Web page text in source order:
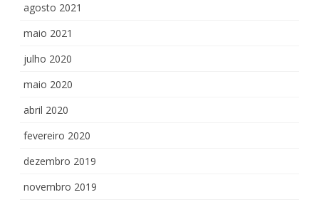
agosto 2021
maio 2021
julho 2020
maio 2020
abril 2020
fevereiro 2020
dezembro 2019
novembro 2019